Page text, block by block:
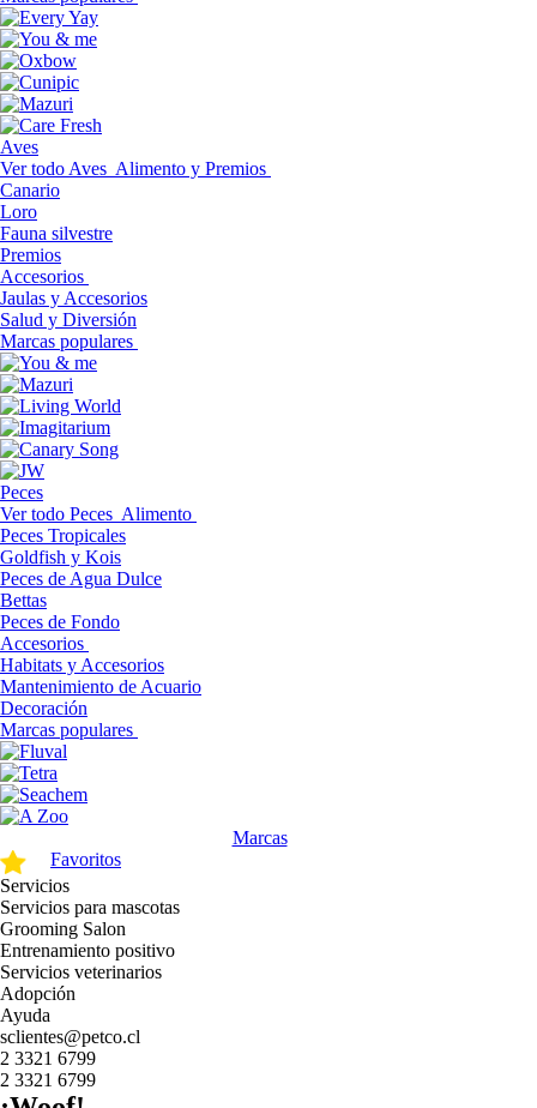
Aves
Ver todo Aves Alimento y Premios
Canario
Loro
Fauna silvestre
Premios
Accesorios
Jaulas y Accesorios
Salud y Diversión
Marcas populares
Peces
Ver todo Peces Alimento
Peces Tropicales
Goldfish y Kois
Peces de Agua Dulce
Bettas
Peces de Fondo
Accesorios
Habitats y Accesorios
Mantenimiento de Acuario
Decoración
Marcas populares
Marcas
Favoritos
Servicios
Servicios para mascotas
Grooming Salon
Entrenamiento positivo
Servicios veterinarios
Adopción
Ayuda
sclientes@petco.cl
2 3321 6799
2 3321 6799